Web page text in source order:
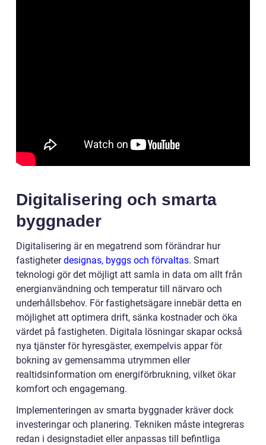
Digitalisering och smarta
byggnader
Digitalisering är en megatrend som förändrar hur
fastigheterdesignas, byggs och förvaltas. Smart
teknologi gör det möjligt att samla in data om allt från
energianvändning och temperatur till närvaro och
underhållsbehov. För fastighetsägare innebär detta en
möjlighet att optimera drift, sänka kostnader och öka
värdet på fastigheten. Digitala lösningar skapar också
nya tjänster för hyresgäster, exempelvis appar för
bokning av gemensamma utrymmen eller
realtidsinformation om energiförbrukning, vilket ökar
komfort och engagemang.
Implementeringen av smarta byggnader kräver dock
investeringar och planering. Tekniken måste integreras
redan i designstadiet eller anpassas till befintliga